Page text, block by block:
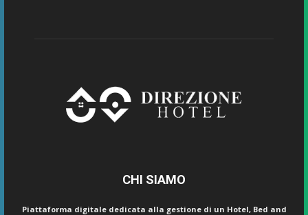
CHI SIAMO
Piattaforma digitale dedicata alla gestione di un Hotel, Bed and